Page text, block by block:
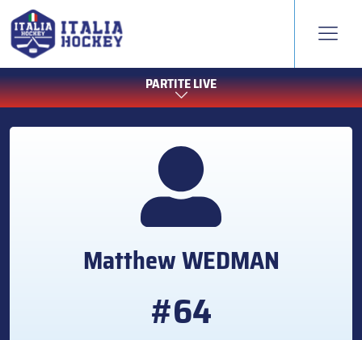
PARTITE LIVE
MatthewWEDMAN
#64